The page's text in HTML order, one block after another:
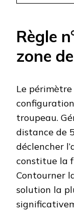
Règle
zone
Le
troupeau.
distance de
déclencher
constitue la
Contourner
solution la